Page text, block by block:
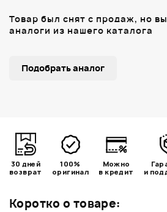
Коротко о товаре:
Товар был снят с продаж, но
аналоги из нашего каталога
Подобрать аналог
30 дней
возврат
100%
оригинал
Можно
в кредит
и